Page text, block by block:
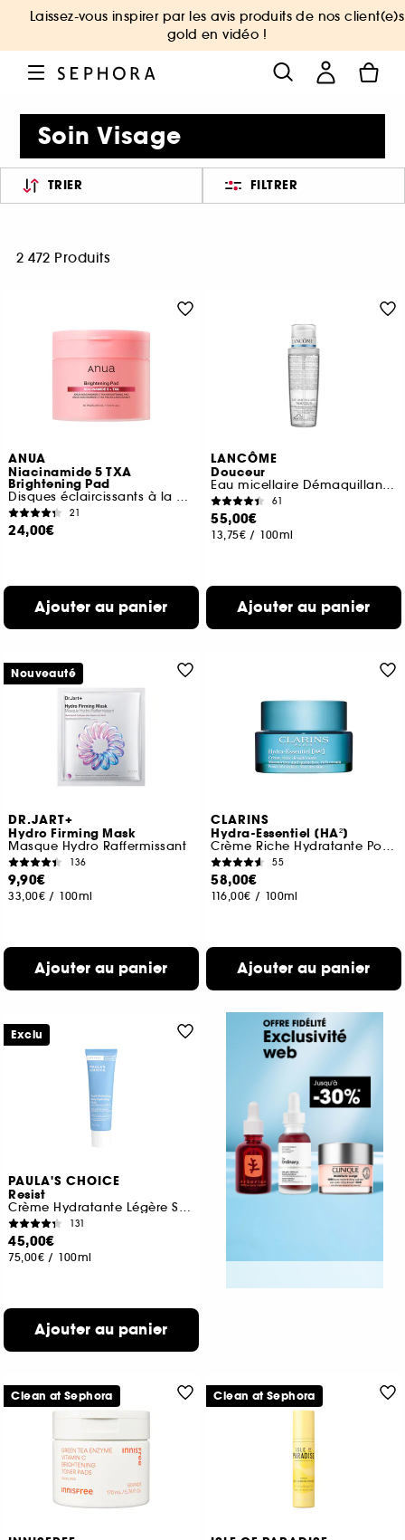
Laissez-vous inspirer par les avis produits de nos client(e)s
gold en vidéo !
Soin Visage
TRIER FILTRER
2 472 Produits
ANUA
Niacinamide 5 TXA
Brightening Pad
Disques éclaircissants à la niacinamide
21
24,00€
Ajouter au panier
LANCÔME
Douceur
Eau micellaire Démaquillante Visage, Yeux, Lèvres
61
55,00€
13,75€ / 100ml
Ajouter au panier
DR.JART+
Hydro Firming Mask
Masque Hydro Raffermissant
136
9,90€
33,00€ / 100ml
Ajouter au panier
Nouveauté
CLARINS
Hydra-Essentiel [HA²]
Crème Riche Hydratante Pour Peaux très sèches
55
58,00€
116,00€ / 100ml
Ajouter au panier
PAULA'S CHOICE
Resist
Crème Hydratante Légère SPF 50
131
45,00€
75,00€ / 100ml
Ajouter au panier
Exclu
Clean at Sephora Clean at Sephora